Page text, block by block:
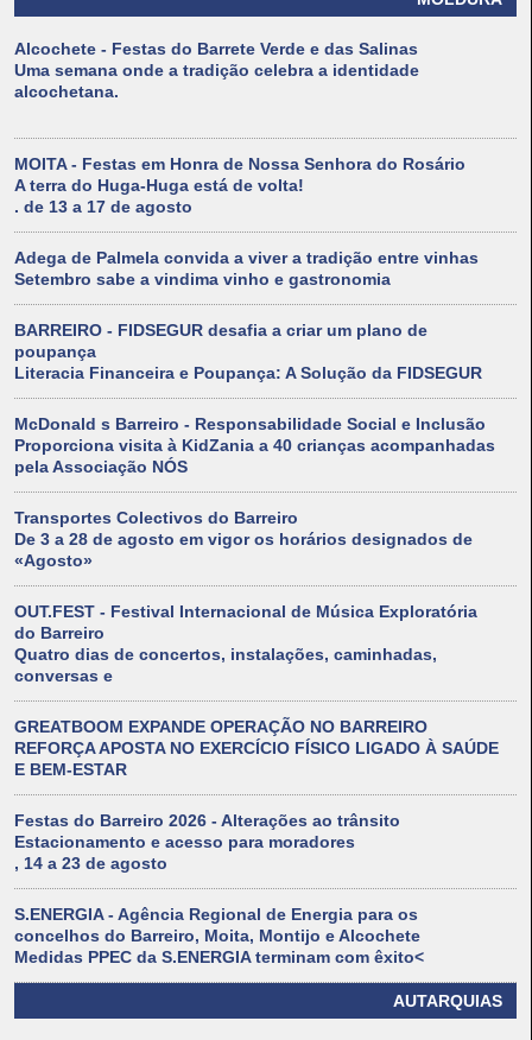
Alcochete - Festas do Barrete Verde e das Salinas
Uma semana onde a tradição celebra a identidade
alcochetana.
MOITA - Festas em Honra de Nossa Senhora do Rosário
A terra do Huga-Huga está de volta!
. de 13 a 17 de agosto
Adega de Palmela convida a viver a tradição entre vinhas
Setembro sabe a vindima vinho e gastronomia
BARREIRO - FIDSEGUR desafia a criar um plano de
poupança
Literacia Financeira e Poupança: A Solução da FIDSEGUR
McDonald s Barreiro - Responsabilidade Social e Inclusão
Proporciona visita à KidZania a 40 crianças acompanhadas
pela Associação NÓS
Transportes Colectivos do Barreiro
De 3 a 28 de agosto em vigor os horários designados de
«Agosto»
OUT.FEST - Festival Internacional de Música Exploratória
do Barreiro
Quatro dias de concertos, instalações, caminhadas,
conversas e
GREATBOOM EXPANDE OPERAÇÃO NO BARREIRO
REFORÇA APOSTA NO EXERCÍCIO FÍSICO LIGADO À SAÚDE
E BEM-ESTAR
Festas do Barreiro 2026 - Alterações ao trânsito
Estacionamento e acesso para moradores
, 14 a 23 de agosto
S.ENERGIA - Agência Regional de Energia para os
concelhos do Barreiro, Moita, Montijo e Alcochete
Medidas PPEC da S.ENERGIA terminam com êxito<
AUTARQUIAS